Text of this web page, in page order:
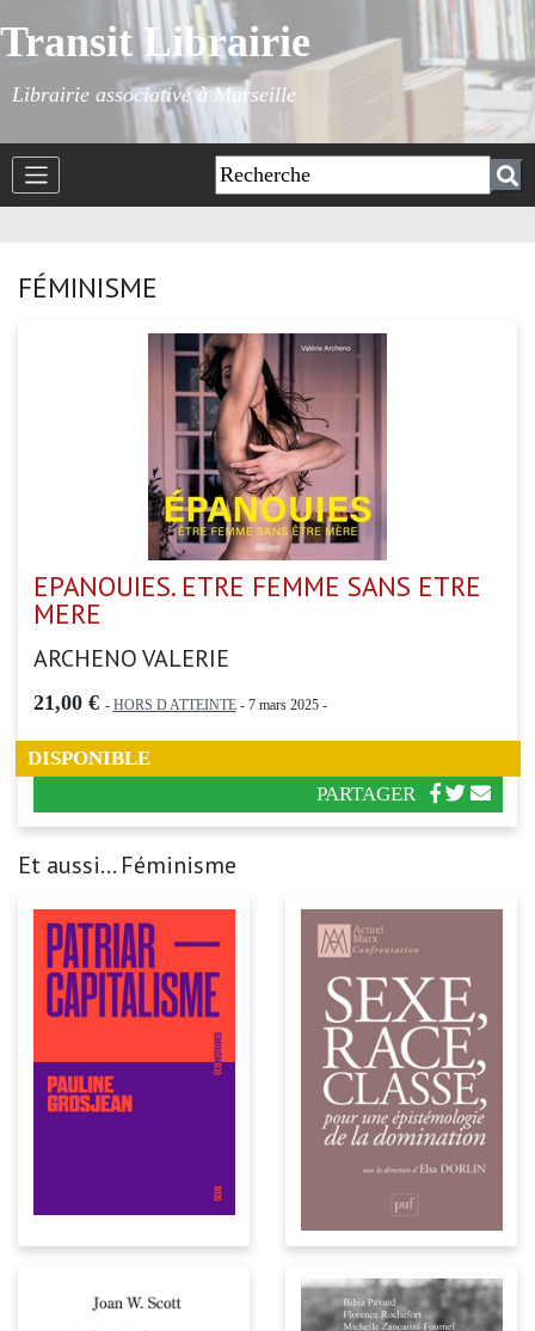
Transit Librairie
Librairie associative à Marseille
FÉMINISME
EPANOUIES. ETRE FEMME SANS ETRE
MERE
ARCHENO VALERIE
21,00 € - HORS D ATTEINTE- 7 mars 2025 -
DISPONIBLE
PARTAGER
Et aussi... Féminisme